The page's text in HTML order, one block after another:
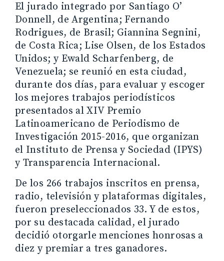
El jurado integrado por Santiago O’
Donnell, de Argentina; Fernando
Rodrigues, de Brasil; Giannina Segnini,
de Costa Rica; Lise Olsen, de los Estados
Unidos; y Ewald Scharfenberg, de
Venezuela; se reunió en esta ciudad,
durante dos días, para evaluar y escoger
los mejores trabajos periodísticos
presentados al XIV Premio
Latinoamericano de Periodismo de
Investigación 2015-2016, que organizan
el Instituto de Prensa y Sociedad (IPYS)
y Transparencia Internacional.
De los 266 trabajos inscritos en prensa,
radio, televisión y plataformas digitales,
fueron preseleccionados 33. Y de estos,
por su destacada calidad, el jurado
decidió otorgarle menciones honrosas a
diez y premiar a tres ganadores.